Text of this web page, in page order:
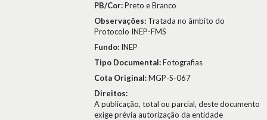
PB/Cor:Preto e Branco
Observações: Tratada no âmbito do
Protocolo INEP-FMS
Fundo: INEP
Tipo Documental:Fotografias
Cota Original:MGP-S-067
Direitos:
A publicação, total ou parcial, deste documento
exige prévia autorização da entidade